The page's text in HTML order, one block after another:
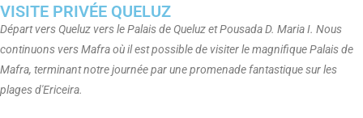
Location de voiture, un van ou un minibus pour un tour privé à
Queluz
VISITE PRIVÉE QUELUZ
Départ vers Queluz vers le Palais de Queluz et Pousada D. Maria I. Nous
continuons vers Mafra où il est possible de visiter le magnifique Palais de
Mafra, terminant notre journée par une promenade fantastique sur les
plages d'Ericeira.